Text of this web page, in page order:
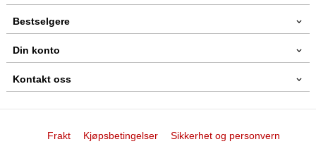
Bestselgere
Din konto
Kontakt oss
Frakt Kjøpsbetingelser Sikkerhet og personvern